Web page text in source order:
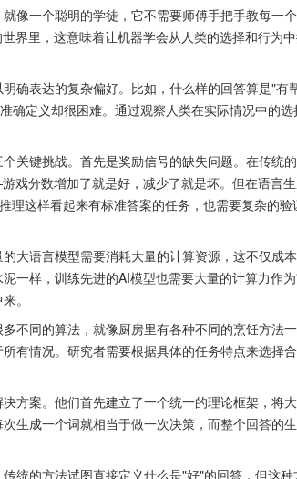
像一个聪明的学徒，它不需要师傅手把手教每一
界里，这意味着让机器学会从人类的选择和行为
确表达的复杂偏好。比如，什么样的回答算是"有
确定义却很困难。通过观察人类在实际情况中的
关键挑战。首先是奖励信号的缺失问题。在传统
分数增加了就是好，减少了就是坏。但在语言
理这样看起来有标准答案的任务，也需要复杂的
大语言模型需要消耗大量的计算资源，这不仅成
一样，训练先进的AI模型也需要大量的计算力作
。
不同的算法，就像厨房里有各种不同的烹饪方法
有情况。研究者需要根据具体的任务特点来选择
方案。他们首先建立了一个统一的理论框架，将
生成一个词就相当于做一次决策，而整个回答的
统的方法试图直接定义什么是"好"的回答，但这